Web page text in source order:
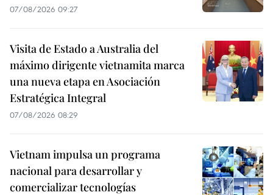
07/08/2026 09:27
Visita de Estado a Australia del
máximo dirigente vietnamita marca
una nueva etapa en Asociación
Estratégica Integral
07/08/2026 08:29
Vietnam impulsa un programa
nacional para desarrollar y
comercializar tecnologías